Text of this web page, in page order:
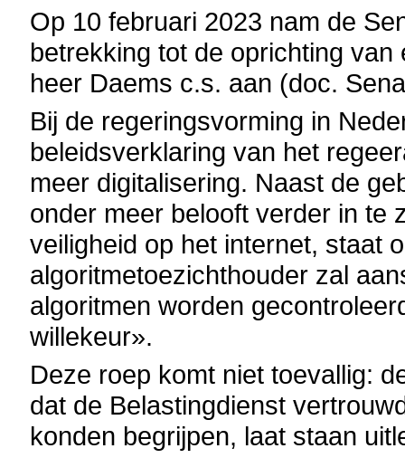
Op 10 februari 2023 nam de
betrekking tot de oprichting
heer Daems c.s. aan (doc.
Bij de regeringsvorming in
beleidsverklaring van het
meer digitalisering. Naast de
onder meer belooft verder in te
veiligheid op het internet, staat
algoritmetoezichthouder zal
algoritmen worden
willekeur».
Deze roep komt niet toevallig:
dat de Belastingdienst
konden begrijpen, laat staan